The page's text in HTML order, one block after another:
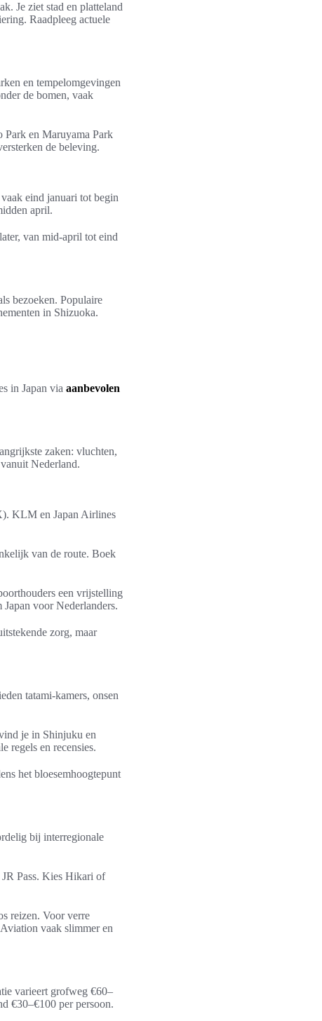
Je ziet stad en platteland
Raadpleeg actuele
en tempelomgevingen
de bomen, vaak
Park en Maruyama Park
de beleving.
eind januari tot begin
april.
van mid-april tot eind
bezoeken. Populaire
in Shizuoka.
in Japan via aanbevolen
zaken: vluchten,
Nederland.
KLM en Japan Airlines
van de route. Boek
een vrijstelling
voor Nederlanders.
zorg, maar
tatami-kamers, onsen
je in Shinjuku en
regels en recensies.
het bloesemhoogtepunt
bij interregionale
Pass. Kies Hikari of
reizen. Voor verre
vaak slimmer en
varieert grofweg €60–
€30–€100 per persoon.